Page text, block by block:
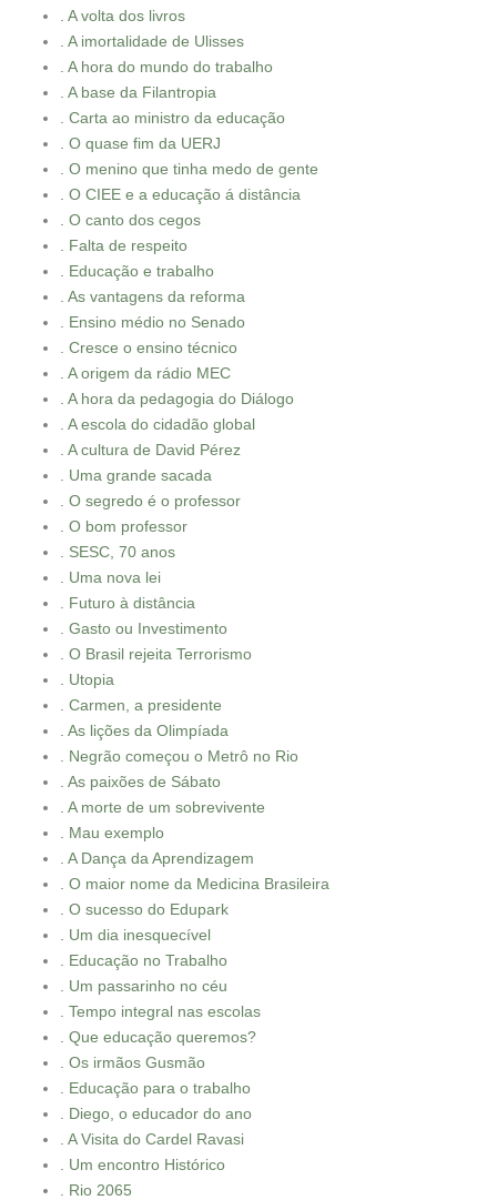
. A volta dos livros
. A imortalidade de Ulisses
. A hora do mundo do trabalho
. A base da Filantropia
. Carta ao ministro da educação
. O quase fim da UERJ
. O menino que tinha medo de gente
. O CIEE e a educação á distância
. O canto dos cegos
. Falta de respeito
. Educação e trabalho
. As vantagens da reforma
. Ensino médio no Senado
. Cresce o ensino técnico
. A origem da rádio MEC
. A hora da pedagogia do Diálogo
. A escola do cidadão global
. A cultura de David Pérez
. Uma grande sacada
. O segredo é o professor
. O bom professor
. SESC, 70 anos
. Uma nova lei
. Futuro à distância
. Gasto ou Investimento
. O Brasil rejeita Terrorismo
. Utopia
. Carmen, a presidente
. As lições da Olimpíada
. Negrão começou o Metrô no Rio
. As paixões de Sábato
. A morte de um sobrevivente
. Mau exemplo
. A Dança da Aprendizagem
. O maior nome da Medicina Brasileira
. O sucesso do Edupark
. Um dia inesquecível
. Educação no Trabalho
. Um passarinho no céu
. Tempo integral nas escolas
. Que educação queremos?
. Os irmãos Gusmão
. Educação para o trabalho
. Diego, o educador do ano
. A Visita do Cardel Ravasi
. Um encontro Histórico
. Rio 2065